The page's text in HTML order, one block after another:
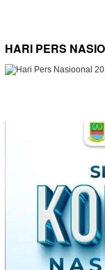
HARI PERS